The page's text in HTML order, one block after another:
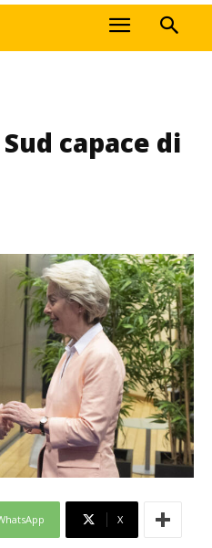
capace di
X